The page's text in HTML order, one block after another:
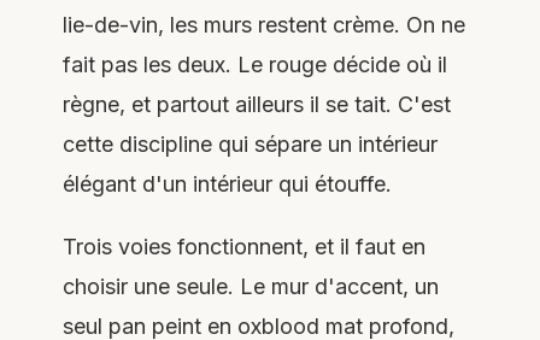
lie-de-vin, les murs restent crème. On ne
fait pas les deux. Le rouge décide où il
règne, et partout ailleurs il se tait. C'est
cette discipline qui sépare un intérieur
élégant d'un intérieur qui étouffe.
Trois voies fonctionnent, et il faut en
choisir une seule. Le mur d'accent, un
seul pan peint en oxblood mat profond,